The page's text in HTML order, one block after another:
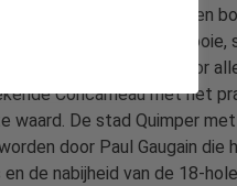
is gelegen op een
het huis enkele mooie,
en u kunt er terecht voor
Concarneau met het
De stad Quimper
door Paul Gaugain
de nabijheid van de 18-